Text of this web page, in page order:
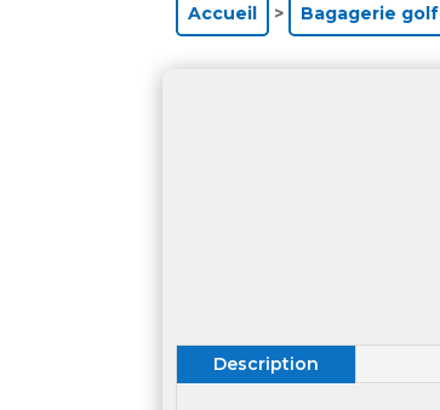
Accueil > Bagagerie
Description